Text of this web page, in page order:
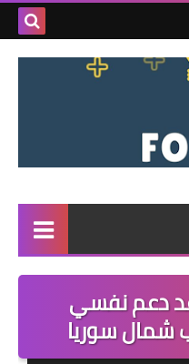
بحث
فرص عمل داخل سوريا
دعم نفسي
شمال سوريا